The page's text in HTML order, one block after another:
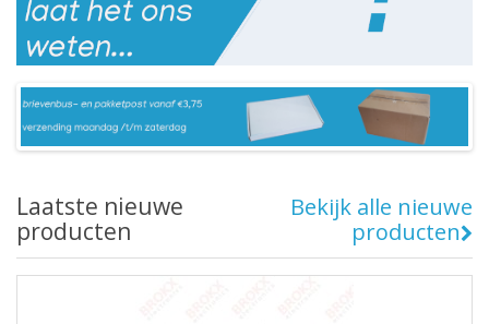
Laatste nieuwe
producten
Bekijk alle nieuwe
producten